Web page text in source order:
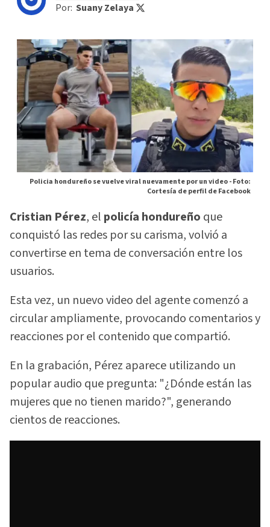
Por: Suany Zelaya
Policia hondureño se vuelve viral nuevamente por un video -Foto:
Cortesía de perfil de Facebook
Cristian Pérez, el policía hondureño que
conquistó las redes por su carisma, volvió a
convertirse en tema de conversación entre los
usuarios.
Esta vez, un nuevo video del agente comenzó a
circular ampliamente, provocando comentarios y
reacciones por el contenido que compartió.
En la grabación, Pérez aparece utilizando un
popular audio que pregunta: "¿Dónde están las
mujeres que no tienen marido?", generando
cientos de reacciones.